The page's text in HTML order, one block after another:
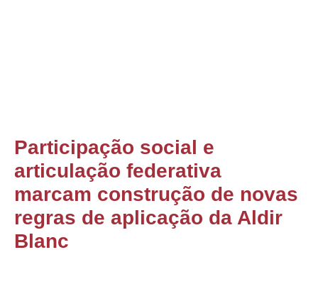
Participação social e
articulação federativa
marcam construção de novas
regras de aplicação da Aldir
Blanc